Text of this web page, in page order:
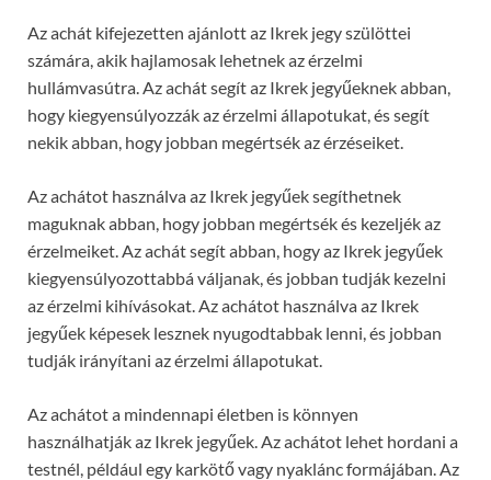
Az achát kifejezetten ajánlott az Ikrek jegy szülöttei
számára, akik hajlamosak lehetnek az érzelmi
hullámvasútra. Az achát segít az Ikrek jegyűeknek abban,
hogy kiegyensúlyozzák az érzelmi állapotukat, és segít
nekik abban, hogy jobban megértsék az érzéseiket.
Az achátot használva az Ikrek jegyűek segíthetnek
maguknak abban, hogy jobban megértsék és kezeljék az
érzelmeiket. Az achát segít abban, hogy az Ikrek jegyűek
kiegyensúlyozottabbá váljanak, és jobban tudják kezelni
az érzelmi kihívásokat. Az achátot használva az Ikrek
jegyűek képesek lesznek nyugodtabbak lenni, és jobban
tudják irányítani az érzelmi állapotukat.
Az achátot a mindennapi életben is könnyen
használhatják az Ikrek jegyűek. Az achátot lehet hordani a
testnél, például egy karkötő vagy nyaklánc formájában. Az